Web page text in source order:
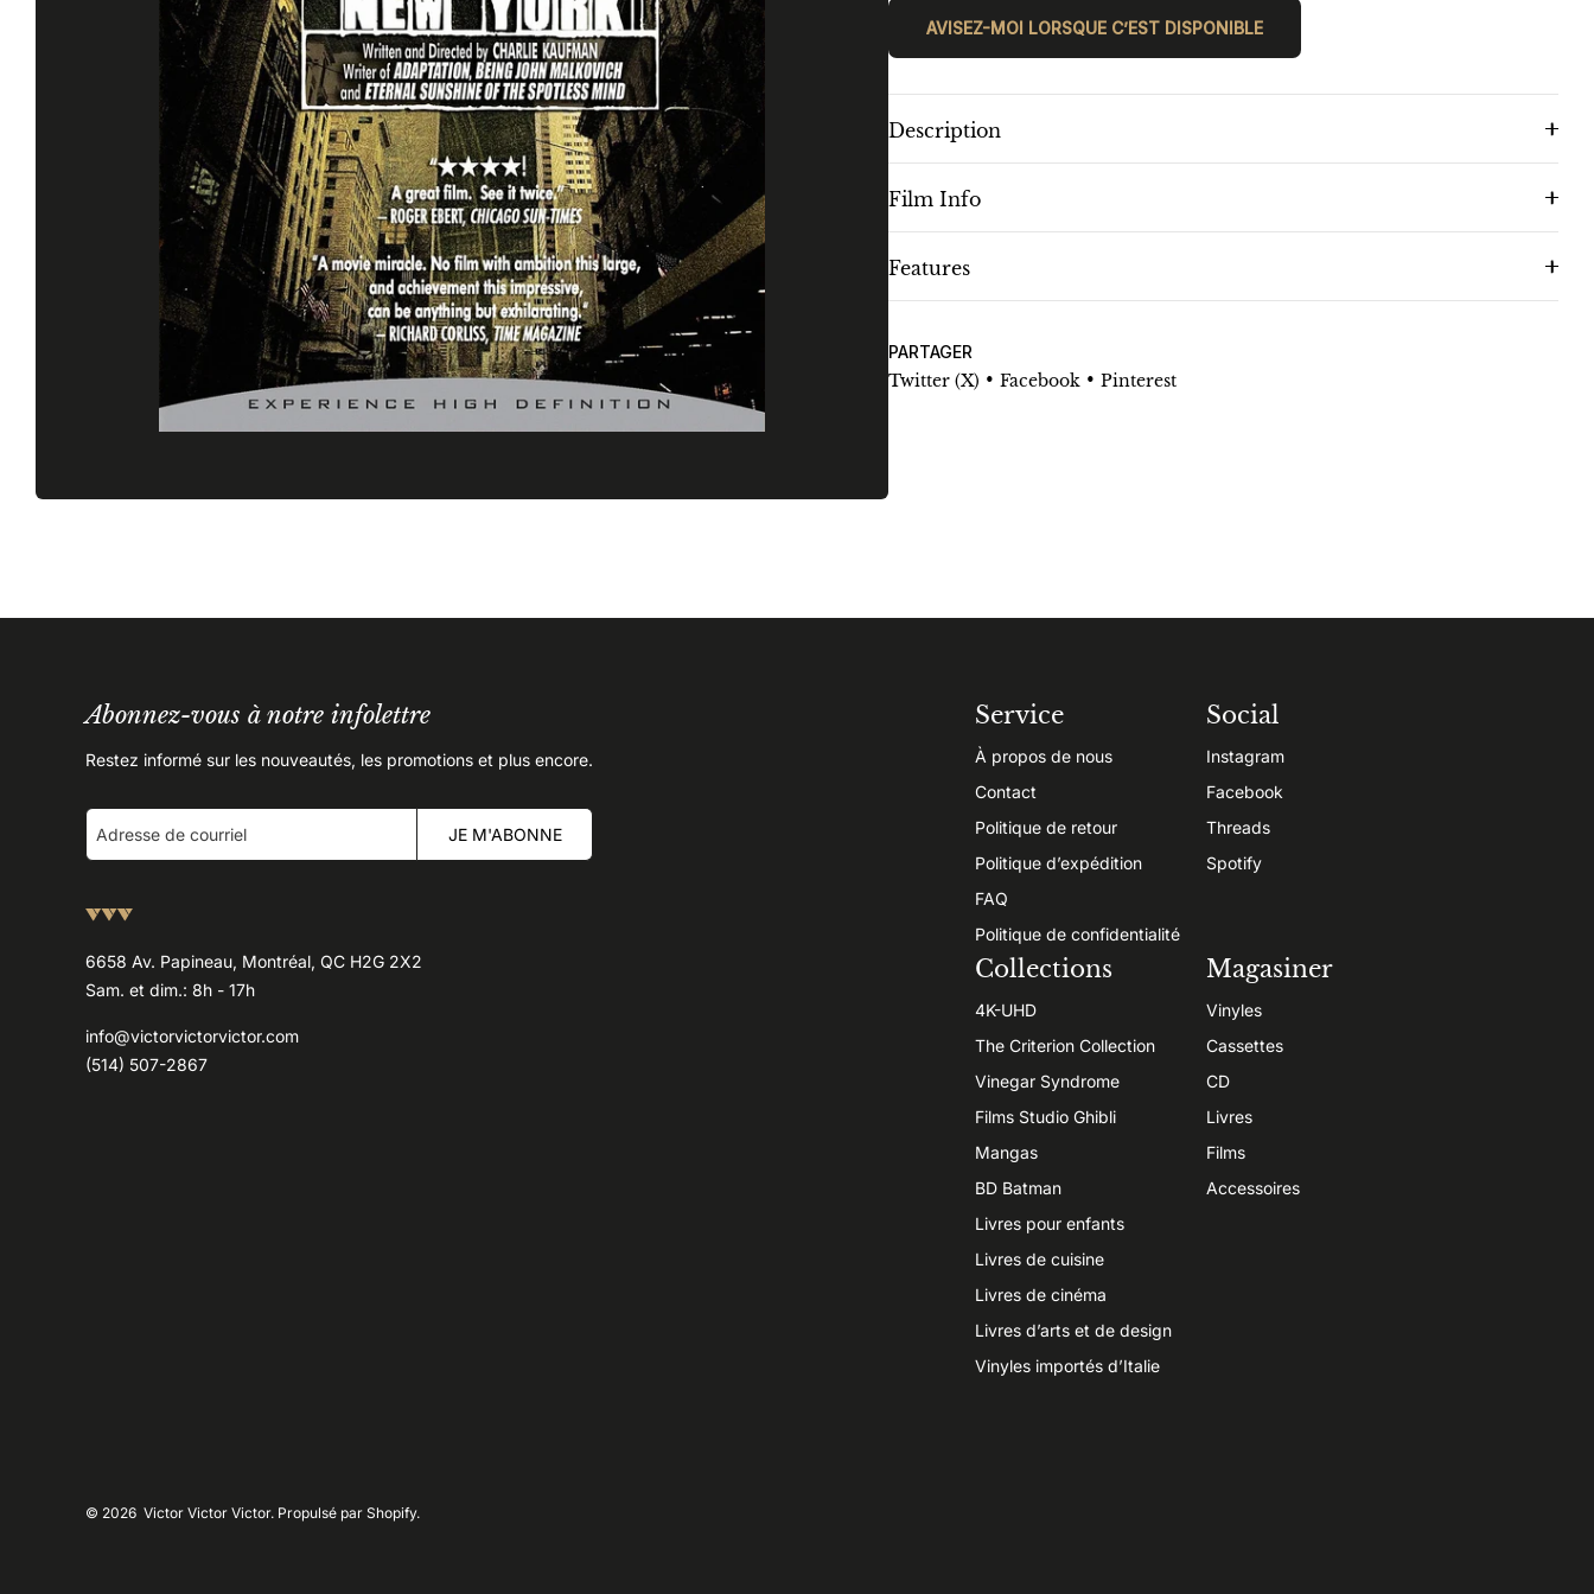
AVISEZ-MOI LORSQUE C’EST DISPONIBLE
Description
Film Info
Features
PARTAGER
Twitter (X) • Facebook • Pinterest
Abonnez-vous à notre infolettre
Restez informé sur les nouveautés, les promotions et plus encore.
JE M'ABONNE
6658 Av. Papineau, Montréal, QC H2G 2X2
Sam. et dim.: 8h - 17h
info@victorvictorvictor.com
(514) 507-2867
Service
À propos de nous
Contact
Politique de retour
Politique d’expédition
FAQ
Politique de confidentialité
Social
Instagram
Facebook
Threads
Spotify
Collections
4K-UHD
The Criterion Collection
Vinegar Syndrome
Films Studio Ghibli
Mangas
BD Batman
Livres pour enfants
Livres de cuisine
Livres de cinéma
Livres d’arts et de design
Vinyles importés d’Italie
Magasiner
Vinyles
Cassettes
CD
Livres
Films
Accessoires
© 2026 Victor Victor Victor. Propulsé par Shopify.